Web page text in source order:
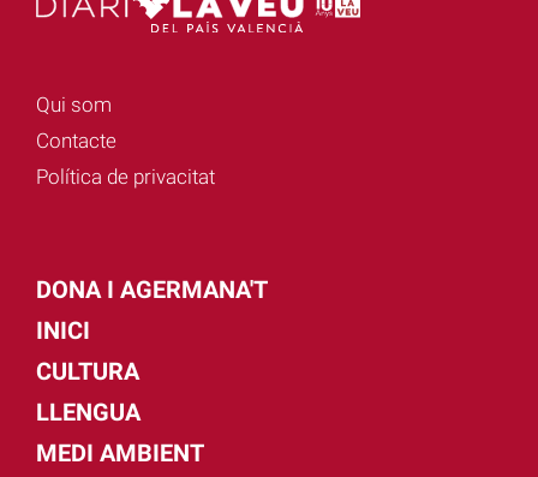
Qui som
Contacte
Política de privacitat
DONA I AGERMANA'T
INICI
CULTURA
LLENGUA
MEDI AMBIENT